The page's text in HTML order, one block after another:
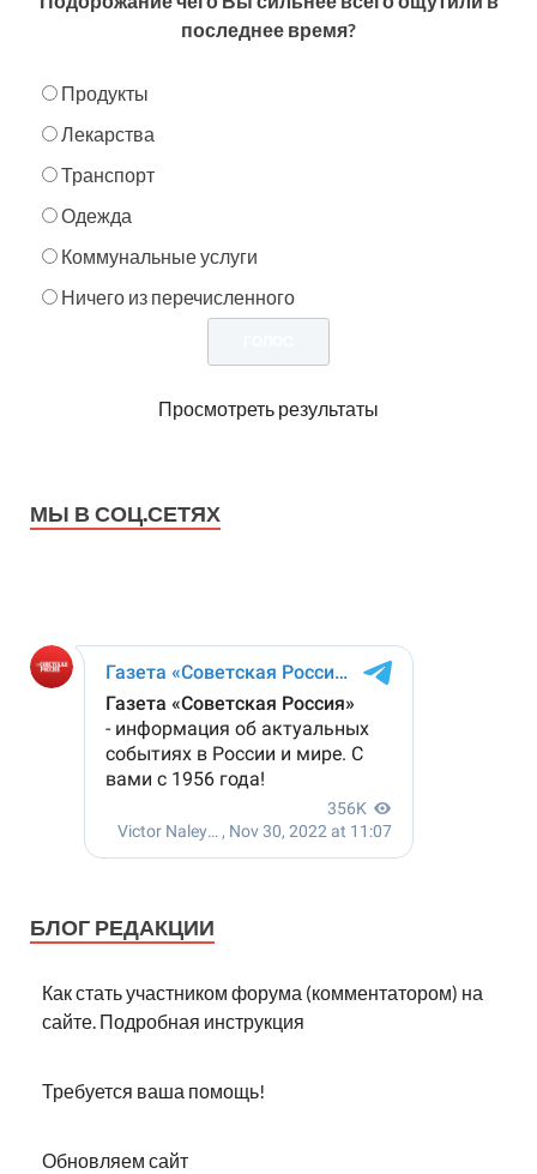
последнее время?
Продукты
Лекарства
Транспорт
Одежда
Коммунальные услуги
Ничего из перечисленного
Просмотреть результаты
МЫ В СОЦ.СЕТЯХ
БЛОГ РЕДАКЦИИ
Как стать участником форума (комментатором) на
сайте. Подробная инструкция
Требуется ваша помощь!
Обновляем сайт